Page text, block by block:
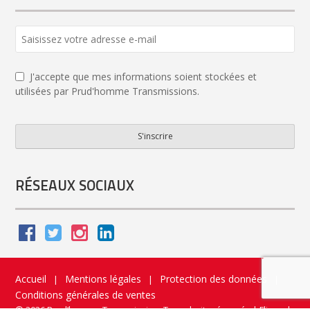
J'accepte que mes informations soient stockées et
utilisées par Prud'homme Transmissions.
S'inscrire
Number *
RÉSEAUX SOCIAUX
Accueil | Mentions légales | Protection des données
Conditions générales de ventes
© 2026 Prud’homme Transmission. Tous droits réservés|Flippad